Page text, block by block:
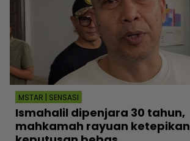
MSTAR | SENSASI
Ismahalil dipenjara 30 tahun,
mahkamah rayuan ketepikan